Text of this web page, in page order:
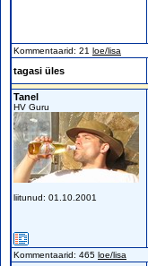
Kommentaarid: 21 loe/lisa
tagasi üles
Tanel
HV Guru
liitunud: 01.10.2001
Kommentaarid: 465 loe/lisa